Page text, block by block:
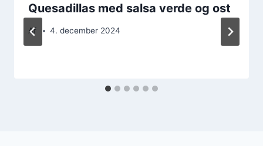
Quesadillas med salsa verde og ost
Af 4. december 2024